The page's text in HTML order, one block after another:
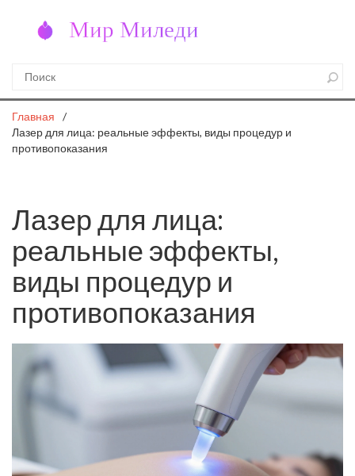
Главная
Лазер для лица: реальные эффекты, виды процедур и
противопоказания
Лазер для лица:
реальные эффекты,
виды процедур и
противопоказания